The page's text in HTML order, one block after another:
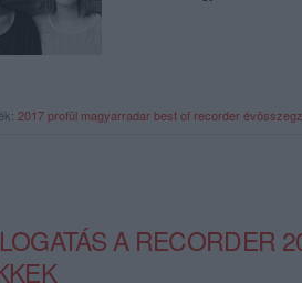
2017 profül magyarradar best of recorder
A RECORDER